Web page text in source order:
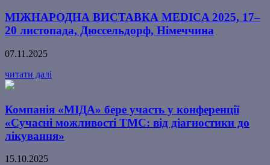
МІЖНАРОДНА ВИСТАВКА MEDICA 2025, 17–
20 листопада, Дюссельдорф, Німеччина
07.11.2025
читати далі
Компанія «МІДА» бере участь у конференції
«Сучасні можливості ТМС: від діагностики до
лікування»
15.10.2025